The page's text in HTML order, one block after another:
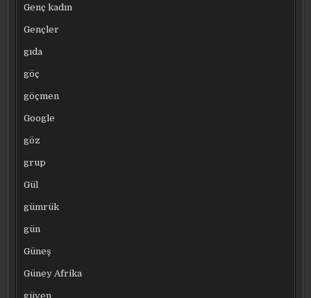
Genç kadın
Gençler
gıda
göç
göçmen
Google
göz
grup
Gül
gümrük
gün
Güneş
Güney Afrika
güven